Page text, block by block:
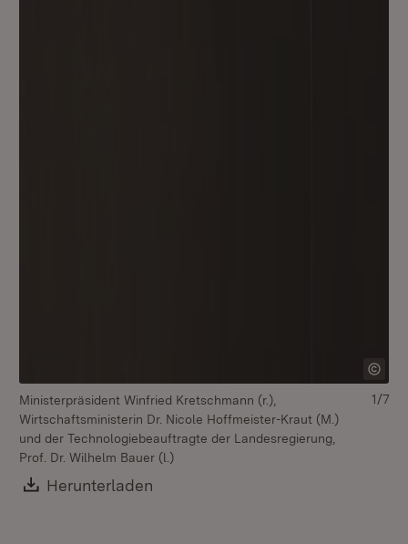
Ministerpräsident Winfried Kretschmann (r.),
Wirtschaftsministerin Dr. Nicole Hoffmeister-Kraut (M.)
und der Technologiebeauftragte der Landesregierung,
Prof. Dr. Wilhelm Bauer (l.)
Download:
Herunterladen
1/7